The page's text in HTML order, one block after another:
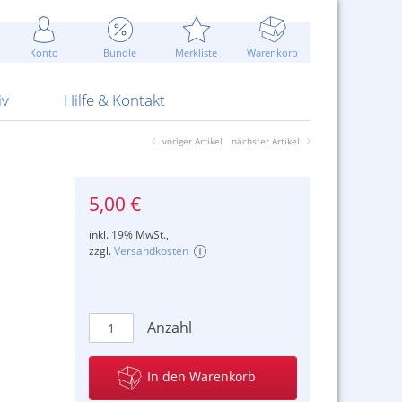
Konto Bundle Merkliste Warenkorb
Attrappen Blitzschnell...
Sommerpreise u.v.m.
ARS Pirotecnia
Hilfe & Kontakt
Kontaktformular
AGB
voriger Artikel nächster Artikel
5,00 €
inkl. 19% MwSt.,
zzgl.Versandkosten
Anzahl
In den Warenkorb